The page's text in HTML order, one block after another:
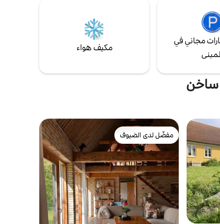
مجاني في
مكيف هواء
ساخن
مفضّل لدى الضيوف
مفضّل لدى الضيوف